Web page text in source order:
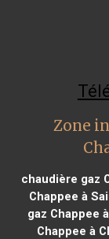
Zone
chaudière gaz
Chappee à
gaz Chappee
Chappee à